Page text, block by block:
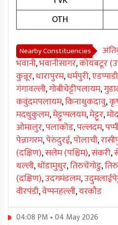
OTH
Nearby Constituencies
भवानी,भवानीसागर,कोयंबटूर
कुन्नूर,धारापुरम,धर्मपुरी,एडप्पाडी
गंगावल्ली,गोबीचेट्टीपलायम,
कवुंदमपलायम,किनाथुकदावु,
मदथुकुलम,मेट्टुप्पलयम,मेट्टूर,
ओमालुर,पलाकोड,पल्लदम,
पेन्नागरम,पेरुंदुरई,पोलाची,
(दक्षिण),सलेम (पश्चिम),संकरी,
थल्ली,थोंडामुथुर,तिरुचेंगोडु,
(दक्षिण),उदगमंडलम,
वीरपंडी,वेप्पनहल्ली,यरकौड
04:08 PM • 04 May 2026